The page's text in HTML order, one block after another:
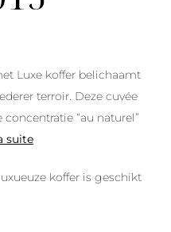
Luxe koffer belichaamt
terroir. Deze cuvée
“au naturel”
suite
koffer is geschikt